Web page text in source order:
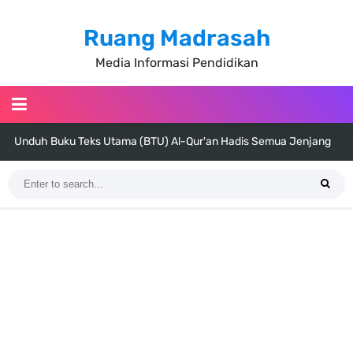
Ruang Madrasah
Media Informasi Pendidikan
Unduh Buku Teks Utama (BTU) Al-Qur'an Hadis Semua Jenjang